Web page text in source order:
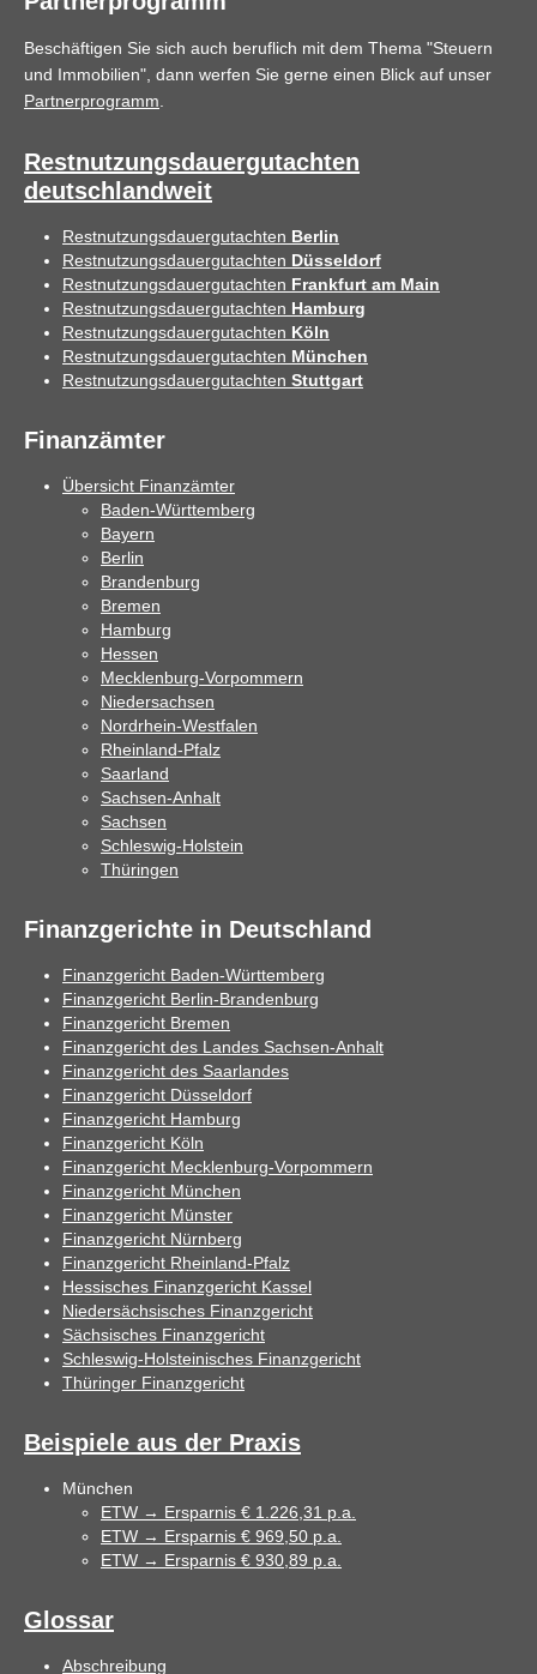
Beschäftigen Sie sich auch beruflich mit dem Thema "Steuern
und Immobilien", dann werfen Sie gerne einen Blick auf unser
Partnerprogramm
Restnutzungsdauergutachten
deutschlandweit
Restnutzungsdauergutachten Berlin
Restnutzungsdauergutachten Düsseldorf
Restnutzungsdauergutachten Frankfurt am Main
Restnutzungsdauergutachten Hamburg
Restnutzungsdauergutachten Köln
Restnutzungsdauergutachten München
Restnutzungsdauergutachten Stuttgart
Finanzämter
Übersicht Finanzämter
Baden-Württemberg
Bayern
Berlin
Brandenburg
Bremen
Hamburg
Hessen
Mecklenburg-Vorpommern
Niedersachsen
Nordrhein-Westfalen
Rheinland-Pfalz
Saarland
Sachsen-Anhalt
Sachsen
Schleswig-Holstein
Thüringen
Finanzgerichte in Deutschland
Finanzgericht Baden-Württemberg
Finanzgericht Berlin-Brandenburg
Finanzgericht Bremen
Finanzgericht des Landes Sachsen-Anhalt
Finanzgericht des Saarlandes
Finanzgericht Düsseldorf
Finanzgericht Hamburg
Finanzgericht Köln
Finanzgericht Mecklenburg-Vorpommern
Finanzgericht München
Finanzgericht Münster
Finanzgericht Nürnberg
Finanzgericht Rheinland-Pfalz
Hessisches Finanzgericht Kassel
Niedersächsisches Finanzgericht
Sächsisches Finanzgericht
Schleswig-Holsteinisches Finanzgericht
Thüringer Finanzgericht
Beispiele aus der Praxis
München
ETW → Ersparnis € 1.226,31 p.a.
ETW → Ersparnis € 969,50 p.a.
ETW → Ersparnis € 930,89 p.a.
Glossar
Abschreibung